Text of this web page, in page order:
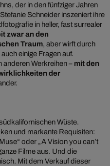
der in den fünfziger Jahren
Schneider inszeniert ihre
in heller, fast surrealer
zwar an den
Traum, aber wirft durch
einige Fragen auf.
anderen Werkreihen – mit den
der
Wüste.
und markante Requisiten:
oder „A Vision you can’t
Filme aus. Und die
Mit dem Verkauf dieser